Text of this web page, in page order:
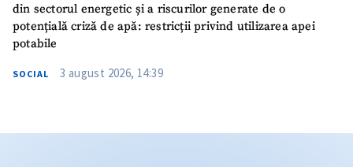
din sectorul energetic și a riscurilor generate de o
potențială criză de apă: restricții privind utilizarea apei
potabile
SOCIAL 3 august 2026, 14:39